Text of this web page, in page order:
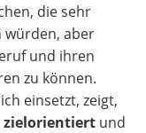
die sehr
würden, aber
und ihren
zu können.
einsetzt, zeigt,
zielorientiertund